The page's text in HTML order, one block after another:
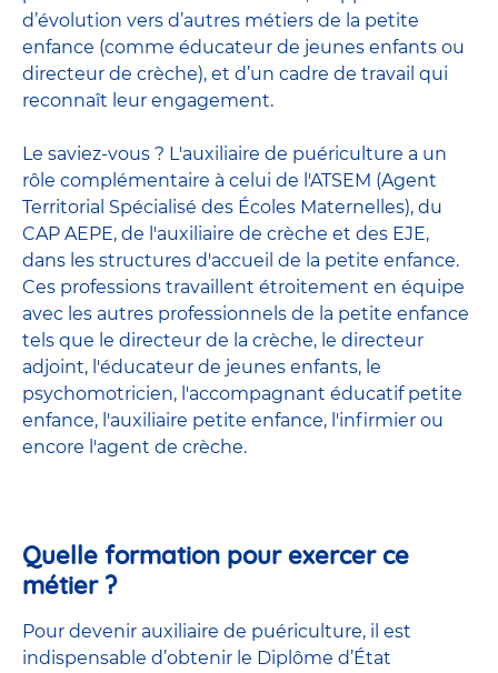
d’évolution vers d’autres métiers de la petite
enfance (comme éducateur de jeunes enfants ou
directeur de crèche), et d’un cadre de travail qui
reconnaît leur engagement.
Le saviez-vous ? L'auxiliaire de puériculture a un
rôle complémentaire à celui de l'ATSEM (Agent
Territorial Spécialisé des Écoles Maternelles), du
CAP AEPE, de l'auxiliaire de crèche et des EJE,
dans les structures d'accueil de la petite enfance.
Ces professions travaillent étroitement en équipe
avec les autres professionnels de la petite enfance
tels que le directeur de la crèche, le directeur
adjoint, l'éducateur de jeunes enfants, le
psychomotricien, l'accompagnant éducatif petite
enfance, l'auxiliaire petite enfance, l'infirmier ou
encore l'agent de crèche.
Quelle formation pour exercer ce
métier ?
Pour devenir auxiliaire de puériculture, il est
indispensable d’obtenir le Diplôme d’État